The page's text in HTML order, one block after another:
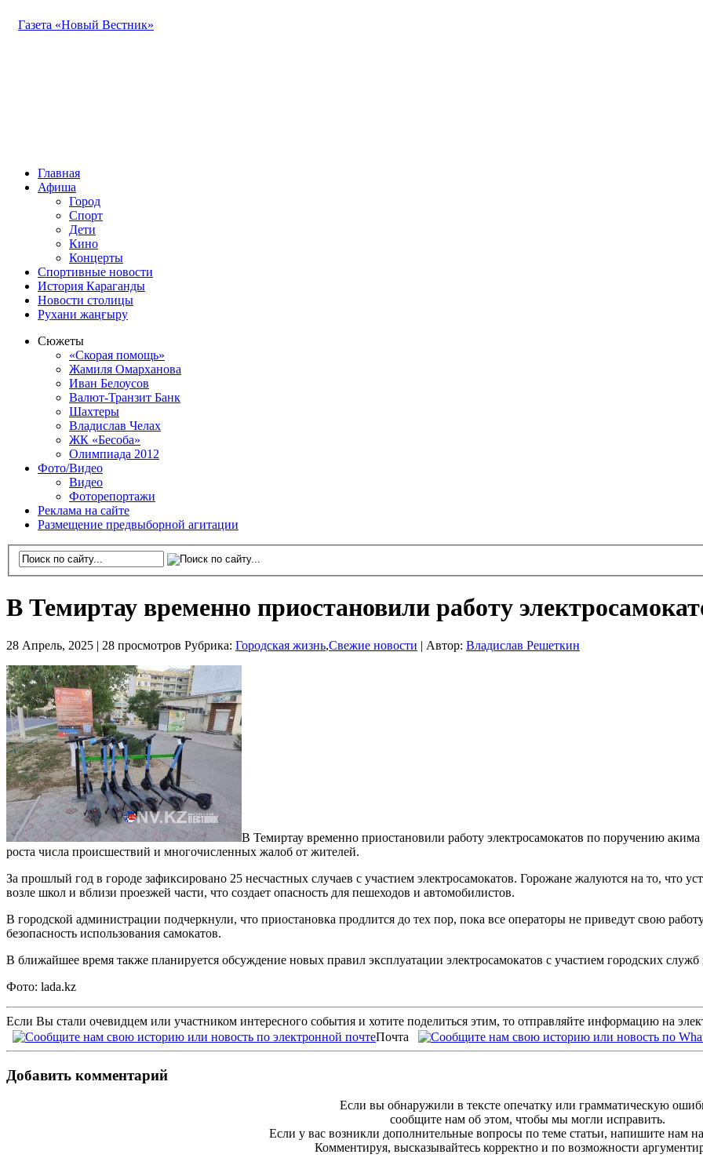
Газета «Новый Вестник»
Главная
Афиша
Город
Спорт
Дети
Кино
Концерты
Спортивные новости
История Караганды
Новости столицы
Рухани жаңғыру
Сюжеты
«Скорая помощь»
Жамиля Омарханова
Иван Белоусов
Валют-Транзит Банк
Шахтеры
Владислав Челах
ЖК «Бесоба»
Олимпиада 2012
Фото/Видео
Видео
Фоторепортажи
Реклама на сайте
Размещение предвыборной агитации
В Темиртау временно приостановили работу
28 Апрель, 2025 | 28 просмотров Рубрика: Городская жизнь,Свежие новости Автор: Владислав Решеткин
В Темиртау временно приостановили работу электросамокатов по поручению
роста числа происшествий и многочисленных жалоб от жителей.
За прошлый год в городе зафиксировано 25 несчастных случаев с участием электросамокатов. Горожане жалуются на то, что
возле школ и вблизи проезжей части, что создает опасность для пешеходов и автомобилистов.
В городской администрации подчеркнули, что приостановка продлится до тех пор, пока все операторы не приведут свою
безопасность использования самокатов.
В ближайшее время также планируется обсуждение новых правил эксплуатации электросамокатов с участием городских
Фото: lada.kz
Если Вы стали очевидцем или участником интересного события и хотите поделиться этим, то отправляйте информацию на
Почта
Добавить комментарий
Если вы обнаружили в тексте опечатку или грамматическую
сообщите нам об этом, чтобы мы могли исправить.
Если у вас возникли дополнительные вопросы по теме статьи, напишите нам
Комментируя, высказывайтесь корректно и по возможности